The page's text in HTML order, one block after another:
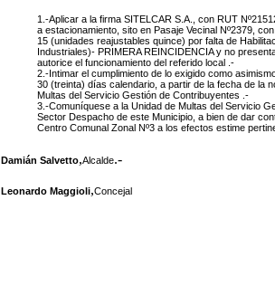
1.-Aplicar a la firma SITELCAR S.A., con RUT
a estacionamiento, sito en Pasaje Vecinal Nº2379,
15 (unidades reajustables quince) por falta de
Industriales)- PRIMERA REINCIDENCIA y no
autorice el funcionamiento del referido local .-
2.-Intimar el cumplimiento de lo exigido como
30 (treinta) días calendario, a partir de la fecha de la
Multas del Servicio Gestión de Contribuyentes .-
3.-Comuníquese a la Unidad de Multas del Servicio
Sector Despacho de este Municipio, a bien de dar
Centro Comunal Zonal Nº3 a los efectos estime
Damián Salvetto,Alcalde.-
Leonardo Maggioli,Concejal